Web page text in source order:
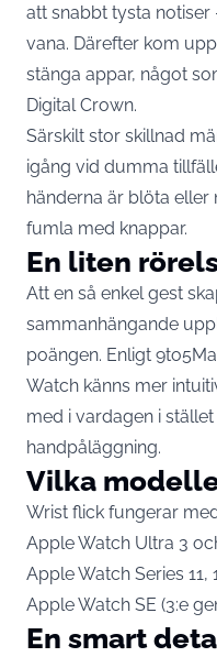
att snabbt tysta
vana. Därefter kom
stänga appar, något
Digital Crown.
Särskilt stor skillnad
igång vid dumma
händerna är blöta eller
fumla med knappar.
En liten
Att en så enkel gest
sammanhängande
poängen. Enligt
Watch känns mer
med i vardagen i
handpåläggning.
Vilka
Wrist flick fungerar
Apple Watch Ultra 3
Apple Watch Series 11,
Apple Watch SE (3:e
En smart